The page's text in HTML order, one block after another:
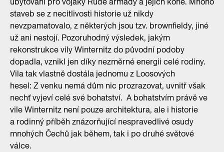
staveb se z necitlivosti historie už nikdy
nevzpamatovalo, z některých jsou tzv. brownfieldy, jiné
už ani nestojí. Pozoruhodný výsledek, jakým
rekonstrukce vily Winternitz do původní podoby
dopadla, vznikl jen díky nezměrné energii celé rodiny.
Vila tak vlastně dostála jednomu z Loosových
hesel: Z venku nemá dům nic prozrazovat, uvnitř však
nechť vyjeví celé své bohatství. A bohatstvím právě ve
vile Winternitz není pouze architektura, ale i historie
a rodinný příběh znázorňující nespravedlivé osudy
mnohých Čechů jak během, tak i po druhé světové
válce.